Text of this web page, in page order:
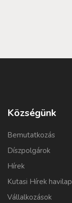
Községünk
Bemutatkozás
Díszpolgárok
Hírek
Kutasi Hírek havilap
Vállalkozások